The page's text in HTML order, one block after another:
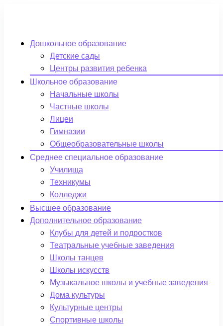
Дошкольное образование
Детские сады
Центры развития ребенка
Школьное образование
Начальные школы
Частные школы
Лицеи
Гимназии
Общеобразовательные школы
Среднее специальное образование
Училища
Техникумы
Колледжи
Высшее образование
Дополнительное образование
Клубы для детей и подростков
Театральные учебные заведения
Школы танцев
Школы искусств
Музыкальное школы и учебные заведения
Дома культуры
Культурные центры
Спортивные школы